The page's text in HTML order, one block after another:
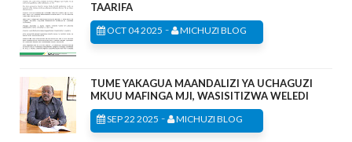
TAARIFA
OCT 04 2025 - MICHUZI BLOG
TUME YAKAGUA MAANDALIZI YA UCHAGUZI
MKUU MAFINGA MJI, WASISITIZWA WELEDI
SEP 22 2025 - MICHUZI BLOG